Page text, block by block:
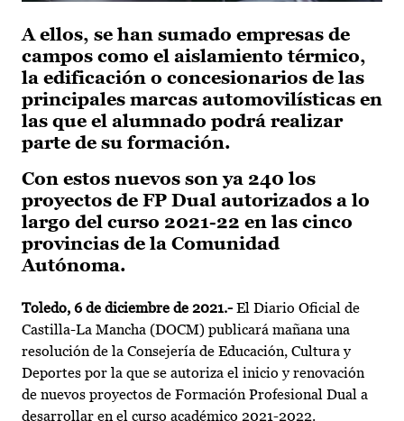
A ellos, se han sumado empresas de
campos como el aislamiento térmico,
la edificación o concesionarios de las
principales marcas automovilísticas en
las que el alumnado podrá realizar
parte de su formación.
Con estos nuevos son ya 240 los
proyectos de FP Dual autorizados a lo
largo del curso 2021-22 en las cinco
provincias de la Comunidad
Autónoma.
Toledo, 6 de diciembre de 2021.- El Diario Oficial de
Castilla-La Mancha (DOCM) publicará mañana una
resolución de la Consejería de Educación, Cultura y
Deportes por la que se autoriza el inicio y renovación
de nuevos proyectos de Formación Profesional Dual a
desarrollar en el curso académico 2021-2022.